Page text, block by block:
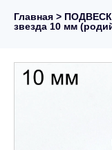
Главная >
звезда 10 мм